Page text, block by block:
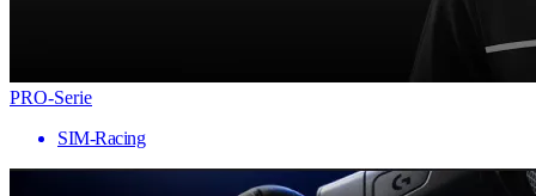
PRO-Serie
SIM-Racing